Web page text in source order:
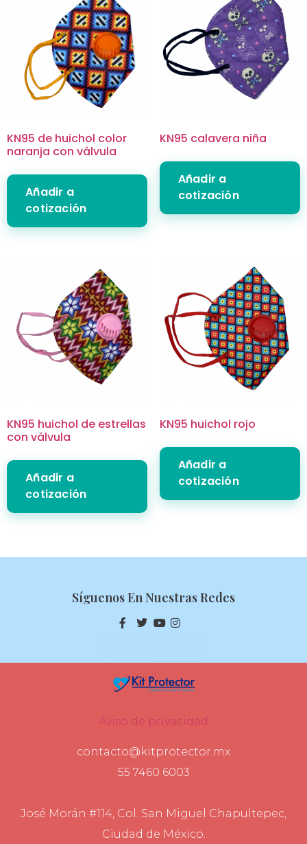
KN95 de huichol color
naranja con válvula
Añadir a
cotización
KN95 calavera niña
Añadir a
cotización
KN95 huichol de estrellas
con válvula
Añadir a
cotización
KN95 huichol rojo
Añadir a
cotización
Síguenos En Nuestras Redes
Aviso de privacidad
contacto@kitprotector.mx
55 7460 6003
José Morán #114, Col. San Miguel Chapultepec,
Ciudad de México.